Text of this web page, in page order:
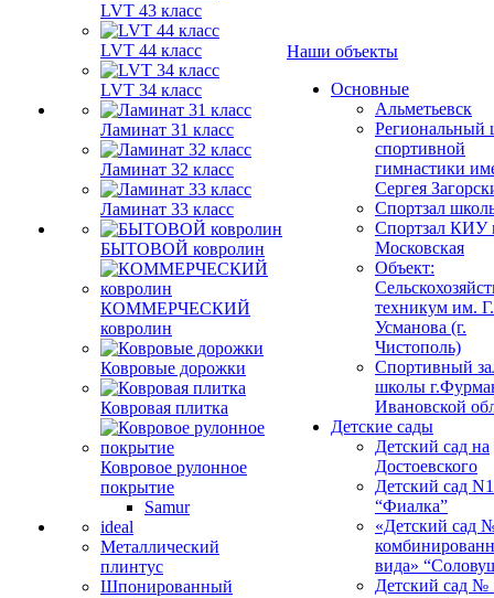
LVT 43 класс
LVT 44 класс
LVT 34 класс
Ламинат 31 класс
Ламинат 32 класс
Ламинат 33 класс
БЫТОВОЙ ковролин
КОММЕРЧЕСКИЙ
ковролин
Ковровые дорожки
Ковровая плитка
Ковровое рулонное
покрытие
Samur
ideal
Металлический
плинтус
Шпонированный
Наши объекты
Основные
Альметьевск
Региональный
спортивной
гимнастики
Сергея
Спортзал
Спортзал КИУ
Московская
Объект:
техникум им.
Усманова (г.
Чистополь)
Спортивный
школы
Ивановской
Детские сады
Детский сад на
Достоевского
Детский сад
“Фиалка”
«Детский сад
вида»
Детский сад №